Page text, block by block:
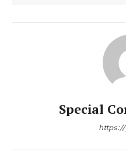
Special
https://